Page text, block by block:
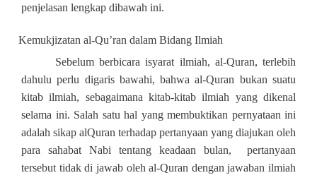
penjelasan lengkap dibawah ini.
Kemukjizatan al-Qu’ran dalam Bidang Ilmiah
Sebelum berbicara isyarat ilmiah, al-Quran, terlebih
dahulu perlu digaris bawahi, bahwa al-Quran bukan suatu
kitab ilmiah, sebagaimana kitab-kitab ilmiah yang dikenal
selama ini. Salah satu hal yang membuktikan pernyataan ini
adalah sikap alQuran terhadap pertanyaan yang diajukan oleh
para sahabat Nabi tentang keadaan bulan, pertanyaan
tersebut tidak di jawab oleh al-Quran dengan jawaban ilmiah